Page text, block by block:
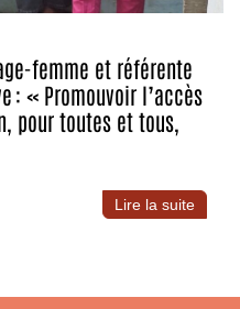
femme et référente
: « Promouvoir l’accès
pour toutes et tous,
Lire la suite